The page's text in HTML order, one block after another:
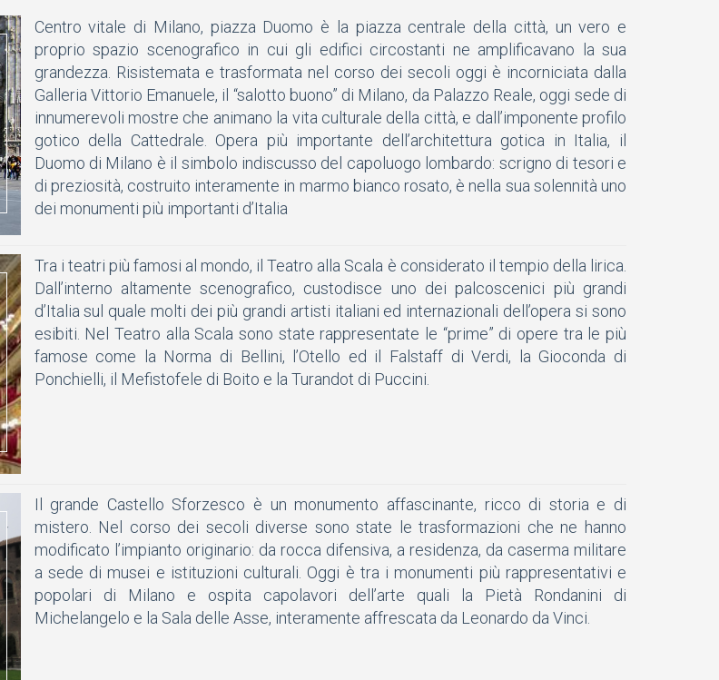
Centro vitale di Milano, piazza Duomo è la piazza centrale della città, un vero e
proprio spazio scenografico in cui gli edifici circostanti ne amplificavano la sua
grandezza. Risistemata e trasformata nel corso dei secoli oggi è incorniciata dalla
Galleria Vittorio Emanuele, il “salotto buono” di Milano, da Palazzo Reale, oggi sede di
innumerevoli mostre che animano la vita culturale della città, e dall’imponente profilo
gotico della Cattedrale. Opera più importante dell’architettura gotica in Italia, il
Duomo di Milano è il simbolo indiscusso del capoluogo lombardo: scrigno di tesori e
di preziosità, costruito interamente in marmo bianco rosato, è nella sua solennità uno
dei monumenti più importanti d’Italia
Tra i teatri più famosi al mondo, il Teatro alla Scala è considerato il tempio della lirica.
Dall’interno altamente scenografico, custodisce uno dei palcoscenici più grandi
d’Italia sul quale molti dei più grandi artisti italiani ed internazionali dell’opera si sono
esibiti. Nel Teatro alla Scala sono state rappresentate le “prime” di opere tra le più
famose come la Norma di Bellini, l’Otello ed il Falstaff di Verdi, la Gioconda di
Ponchielli, il Mefistofele di Boito e la Turandot di Puccini.
Il grande Castello Sforzesco è un monumento affascinante, ricco di storia e di
mistero. Nel corso dei secoli diverse sono state le trasformazioni che ne hanno
modificato l’impianto originario: da rocca difensiva, a residenza, da caserma militare
a sede di musei e istituzioni culturali. Oggi è tra i monumenti più rappresentativi e
popolari di Milano e ospita capolavori dell’arte quali la Pietà Rondanini di
Michelangelo e la Sala delle Asse, interamente affrescata da Leonardo da Vinci.